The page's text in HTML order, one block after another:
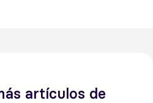
artículos de